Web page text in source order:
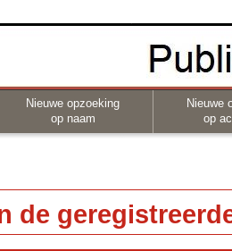
Nieuwe opzoeking
op naam
Nieuwe
op
de